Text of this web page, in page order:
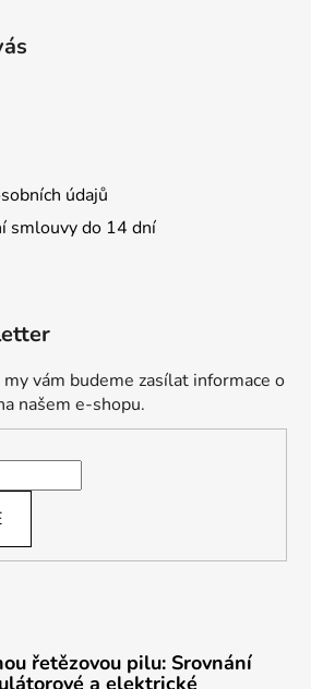
údajů
smlouvy do 14 dní
vám budeme zasílat informace o
našem e-shopu.
řetězovou pilu: Srovnání
a elektrické